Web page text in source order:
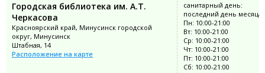
Городская библиотека им. А.Т.
Черкасова
Красноярский край, Минусинск городской
округ, Минусинск
Штабная, 14
Расположение на карте
санитарный день:
последний день месяца
Пн: 10:00-21:00
Вт: 10:00-21:00
Ср: 10:00-21:00
Чт: 10:00-21:00
Пт: 10:00-21:00
Сб: 10:00-21:00